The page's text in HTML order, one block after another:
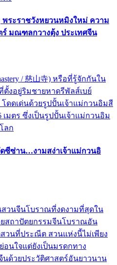
| พระราชวังหยวนหมิงใหม่ ความ
มณฑลกวางตุ้ง ประเทศจีน
/ 慈山寺) หรือที่รู้จักกันใน
งอยู่ริมชายหาดรีพัลส์เบย์
โดดเด่นด้วยรูปปั้นเจ้าแม่กวนอิมสี
มตร ซึ่งเป็นรูปปั้นเจ้าแม่กวนอิม
ลก
ดซีซ่าน…งามสง่าเจ้าแม่กวนอิ
วนจีนโบราณที่งดงามที่สุดใน
ยสถาปัตยกรรมจีนโบราณอัน
วนที่ประณีต สวนแห่งนี้ไม่เพียง
นใจแต่ยังเป็นมรดกทาง
ด้วยประวัติศาสตร์อันยาวนาน